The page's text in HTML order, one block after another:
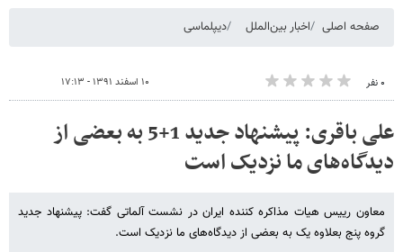
صفحه اصلی اخبار بین‌الملل دیپلماسی
۰ نفر ۱۰ اسفند ۱۳۹۱ - ۱۷:۱۳
علی باقری: پیشنهاد جدید 1+5 به بعضی از
دیدگاه‌های ما نزدیک است
معاون رییس هیات مذاکره کننده ایران در نشست آلماتی گفت: پیشنهاد جدید
گروه پنج بعلاوه یک به بعضی از دیدگاه‌های ما نزدیک است.